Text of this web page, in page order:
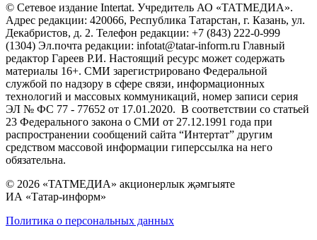
© Сетевое издание Intertat. Учредитель АО «ТАТМЕДИА».
Адрес редакции: 420066, Республика Татарстан, г. Казань, ул.
Декабристов, д. 2. Телефон редакции: +7 (843) 222-0-999
(1304) Эл.почта редакции: infotat@tatar-inform.ru Главный
редактор Гареев Р.И. Настоящий ресурс может содержать
материалы 16+. СМИ зарегистрировано Федеральной
службой по надзору в сфере связи, информационных
технологий и массовых коммуникаций, номер записи серия
ЭЛ № ФС 77 - 77652 от 17.01.2020. В соответствии со статьей
23 Федерального закона о СМИ от 27.12.1991 года при
распространении сообщений сайта “Интертат” другим
средством массовой информации гиперссылка на него
обязательна.
© 2026 «ТАТМЕДИА» акционерлык җәмгыяте
ИА «Татар-информ»
Политика о персональных данных